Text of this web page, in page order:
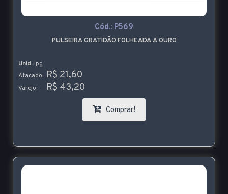
Cód.: P569
PULSEIRA GRATIDÃO FOLHEADA A OURO
Unid.: pç
Atacado: R$ 21,60
Varejo: R$ 43,20
Comprar!